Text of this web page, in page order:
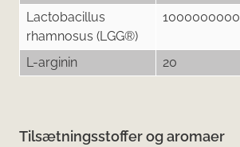
Lactobacillus
rhamnosus (LGG®)
1000000000
L-arginin 20
Tilsætningsstoffer og aromaer